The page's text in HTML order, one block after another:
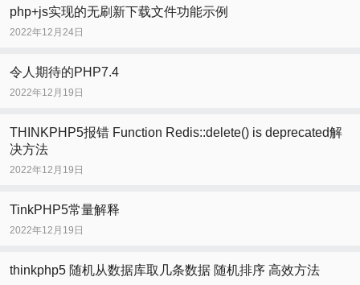
php+js实现的无刷新下载文件功能示例
2022年12月24日
令人期待的PHP7.4
2022年12月19日
THINKPHP5报错 Function Redis::delete() is deprecated解
决方法
2022年12月19日
TinkPHP5常量解释
2022年12月19日
thinkphp5 随机从数据库取几条数据 随机排序 高效方法